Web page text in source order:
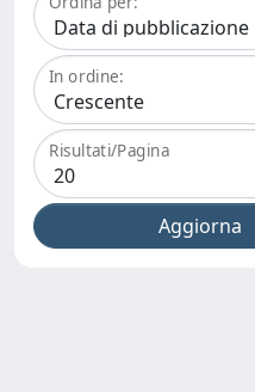
In ordine:
Risultati/Pagina